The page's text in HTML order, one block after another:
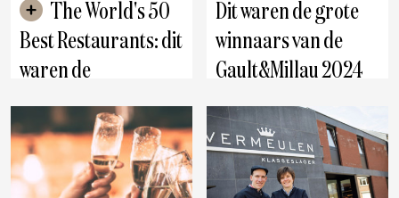
Best Restaurants: dit
waren de
hoogtepunten van
de ceremonie in Las
Vegas
Dit waren de grote
winnaars van de
Gault&Millau 2024
awards
Utrecht